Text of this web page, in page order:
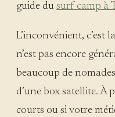
guide du surf camp à
L’inconvénient, c’est
n’est pas encore
beaucoup de
d’une box satellite. À
courts ou si votre